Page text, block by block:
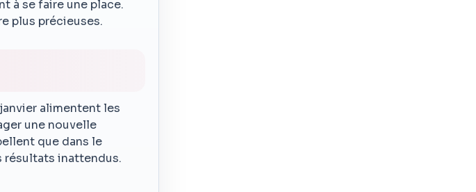
à se faire une place.
plus précieuses.
alimentent les
une nouvelle
que dans le
résultats inattendus.